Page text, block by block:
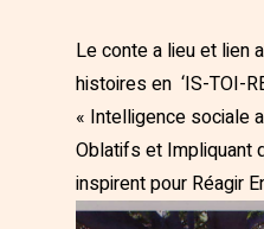
Le conte a lieu et lien
histoires en ‘IS-TOI-
« Intelligence sociale
Oblatifs et Impliquant
inspirent pour Réagir